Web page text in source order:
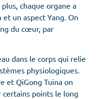
chaque organe a
un aspect Yang. On
du cœur, par
dans le corps qui relie
physiologiques.
et QiGong Tuina on
points le long